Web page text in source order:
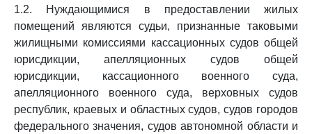
1.2. Нуждающимися в предоставлении жилых
помещений являются судьи, признанные таковыми
жилищными комиссиями кассационных судов общей
юрисдикции, апелляционных судов общей
юрисдикции, кассационного военного суда,
апелляционного военного суда, верховных судов
республик, краевых и областных судов, судов городов
федерального значения, судов автономной области и